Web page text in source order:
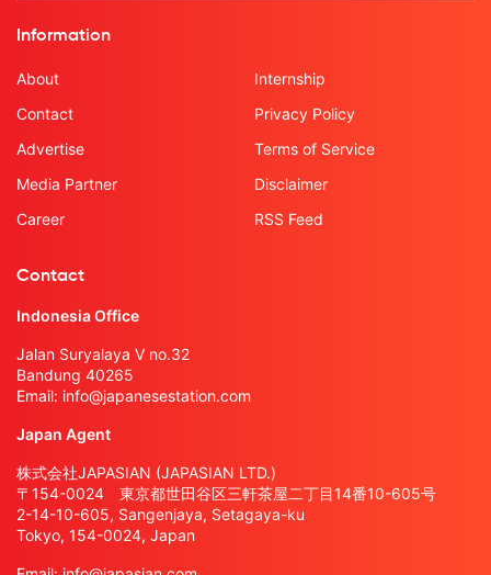
Information
About
Contact
Advertise
Media Partner
Career
Internship
Privacy Policy
Terms of Service
Disclaimer
RSS Feed
Contact
Indonesia Office
Jalan Suryalaya V no.32
Bandung 40265
Email: info@japanesestation.com
Japan Agent
株式会社JAPASIAN (JAPASIAN LTD.)
〒154-0024 東京都世田谷区三軒茶屋二丁目14番10-605号
2-14-10-605, Sangenjaya, Setagaya-ku
Tokyo, 154-0024, Japan